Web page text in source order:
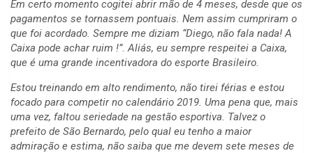
Em certo momento cogitei abrir mão de 4 meses, desde que os
pagamentos se tornassem pontuais. Nem assim cumpriram o
que foi acordado. Sempre me diziam “Diego, não fala nada! A
Caixa pode achar ruim !”. Aliás, eu sempre respeitei a Caixa,
que é uma grande incentivadora do esporte Brasileiro.
Estou treinando em alto rendimento, não tirei férias e estou
focado para competir no calendário 2019. Uma pena que, mais
uma vez, faltou seriedade na gestão esportiva. Talvez o
prefeito de São Bernardo, pelo qual eu tenho a maior
admiração e estima, não saiba que me devem sete meses de